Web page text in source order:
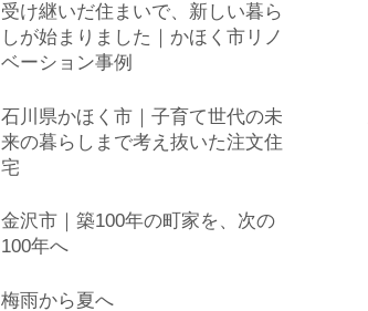
受け継いだ住まいで、新しい暮ら
しが始まりました｜かほく市リノ
ベーション事例
石川県かほく市｜子育て世代の未
来の暮らしまで考え抜いた注文住
宅
金沢市｜築100年の町家を、次の
100年へ
梅雨から夏へ